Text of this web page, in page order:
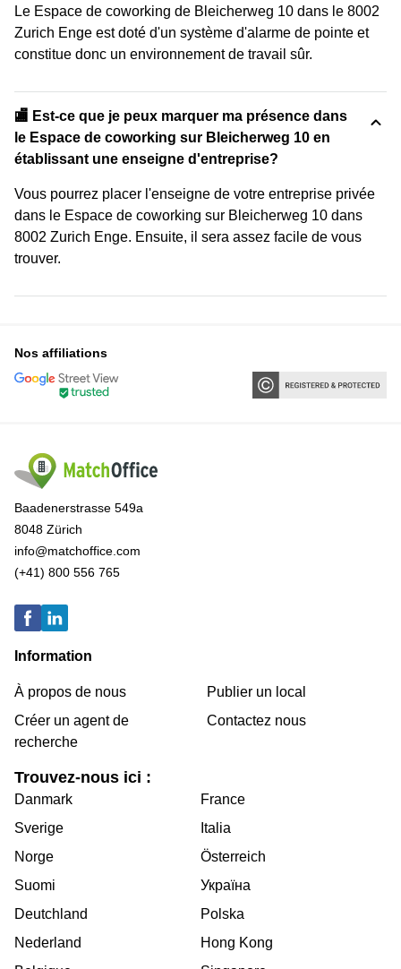
Le Espace de coworking de Bleicherweg 10 dans le 8002
Zurich Enge est doté d'un système d'alarme de pointe et
constitue donc un environnement de travail sûr.
🏬 Est-ce que je peux marquer ma présence dans
le Espace de coworking sur Bleicherweg 10 en
établissant une enseigne d'entreprise?
Vous pourrez placer l'enseigne de votre entreprise privée
dans le Espace de coworking sur Bleicherweg 10 dans
8002 Zurich Enge. Ensuite, il sera assez facile de vous
trouver.
Nos affiliations
Baadenerstrasse 549a
8048 Zürich
info@matchoffice.com
(+41) 800 556 765
Information
À propos de nous
Créer un agent de
recherche
Publier un local
Contactez nous
Trouvez-nous ici :
Danmark
Sverige
Norge
Suomi
Deutchland
Nederland
France
Italia
Österreich
Україна
Polska
Hong Kong